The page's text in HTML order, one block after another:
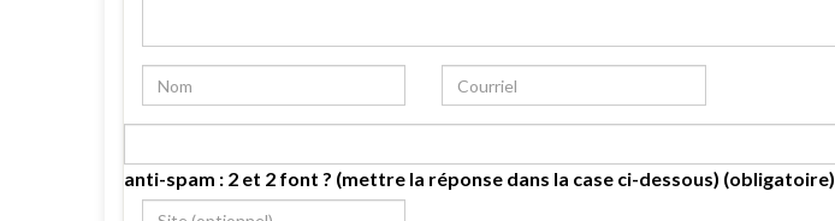
anti-spam : 2 et 2 font ? (mettre la réponse dans la case ci-dessous) (obligatoire)